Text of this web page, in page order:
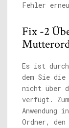
Fehler
Fix -2
Es ist
dem Sie die
nicht über
verfügt.
Anwendung
Ordner,